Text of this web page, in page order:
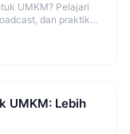
UMKM? Pelajari
dan praktik
UMKM: Lebih